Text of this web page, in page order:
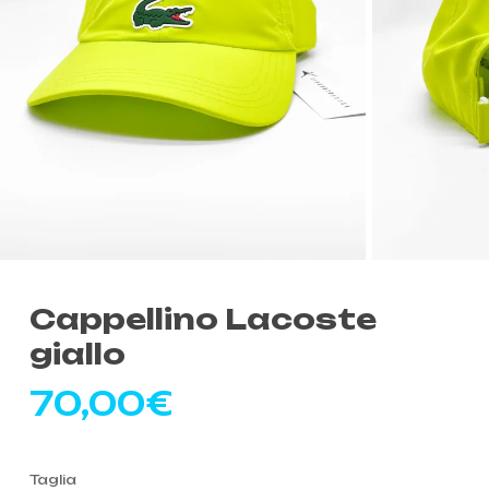
Cappellino Lacoste
giallo
70,00€
Taglia